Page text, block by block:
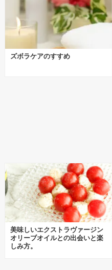
ズボラケアのすすめ
美味しいエクストラヴァージン
オリーブオイルとの出会いと楽
しみ方。